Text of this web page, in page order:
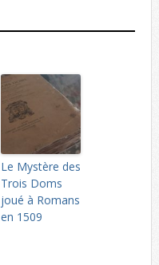
Le Mystère des
Trois Doms
joué à Romans
en 1509